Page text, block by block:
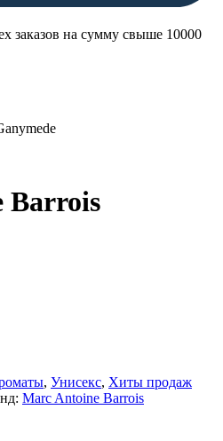
заказов на сумму свыше 10000
Barrois
, Унисекс, Хиты продаж
Marc Antoine Barrois